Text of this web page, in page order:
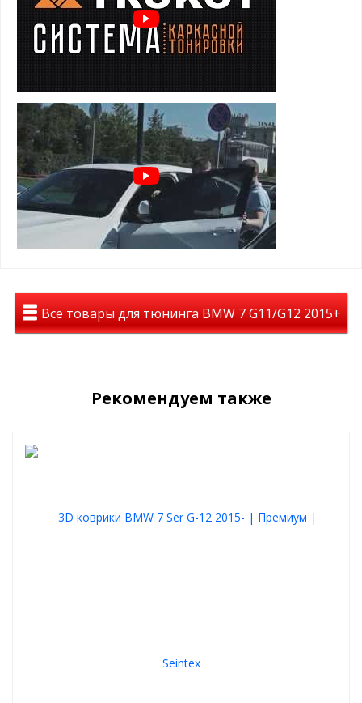
Преимущества шторок для BMW 7
(G11,G12) (2015+):
задержка солнечных лучей
предотвращение нагрева салона
защита от насекомых, пыли и пуха
установка шторок TROKOT - легальна и допускается ПДД
Особенности и установка:
держатся на магнитах, установленных в оконный проем
двери
элементарная установка и снятие
не слетают от опускания стекла
не слетают на высокой скорости
Все товары для тюнинга BMW 7 G11/G12 2015+
Рекомендуем также